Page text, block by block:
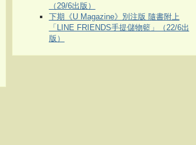
（29/6出版）
下期《U Magazine》別注版 隨書附上
「LINE FRIENDS手提儲物籃」（22/6出
版）